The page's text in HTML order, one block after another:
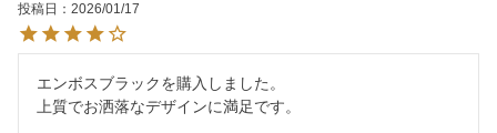
投稿日
2026/01/17
エンボスブラックを購入しました。
上質でお洒落なデザインに満足です。